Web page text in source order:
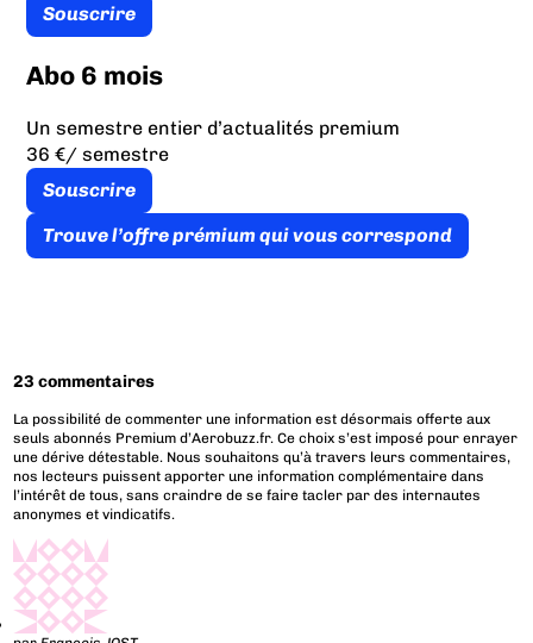
Souscrire
Abo 6 mois
Un semestre entier d’actualités premium
36 €/ semestre
Souscrire
Trouve l’offre prémium qui vous correspond
23 commentaires
La possibilité de commenter une information est désormais offerte aux
seuls abonnés Premium d’Aerobuzz.fr. Ce choix s’est imposé pour enrayer
une dérive détestable. Nous souhaitons qu’à travers leurs commentaires,
nos lecteurs puissent apporter une information complémentaire dans
l’intérêt de tous, sans craindre de se faire tacler par des internautes
anonymes et vindicatifs.